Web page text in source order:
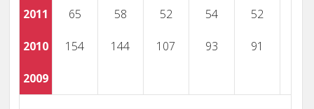
2011 65 58 52 54 52
2010 154 144 107 93 91
2009